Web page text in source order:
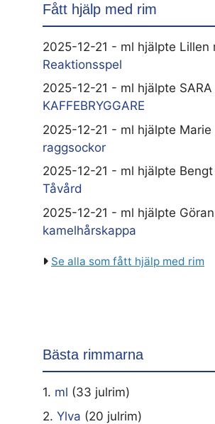
Fått hjälp med rim
2025-12-21 - ml hjälpte Lillen
Reaktionsspel
2025-12-21 - ml hjälpte SARA
KAFFEBRYGGARE
2025-12-21 - ml hjälpte Marie
raggsockor
2025-12-21 - ml hjälpte Bengt
Tåvård
2025-12-21 - ml hjälpte
kamelhårskappa
Se alla som fått hjälp med rim
Bästa rimmarna
1. ml (33 julrim)
2. Ylva (20 julrim)